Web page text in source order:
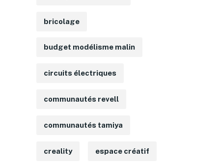
bricolage
budget modélisme malin
circuits électriques
communautés revell
communautés tamiya
creality espace créatif